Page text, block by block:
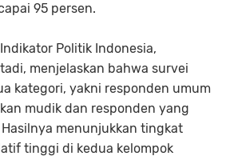
95 persen.
Politik Indonesia,
menjelaskan bahwa survei
kategori, yakni responden umum
mudik dan responden yang
menunjukkan tingkat
tinggi di kedua kelompok